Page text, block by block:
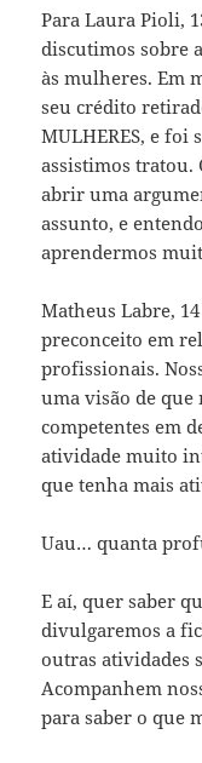
Para Laura Pioli,
discutimos sobre
às mulheres. Em
seu crédito
MULHERES, e foi
assistimos tratou.
abrir uma
assunto, e
aprendermos
Matheus Labre,
preconceito em
profissionais.
uma visão de que
competentes em
atividade muito
que tenha mais
Uau… quanta
E aí, quer saber
divulgaremos a
outras atividades
Acompanhem
para saber o que